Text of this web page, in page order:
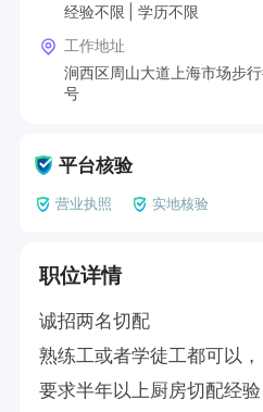
经验不限
学历不限
工作地址
涧西区周山大道上海市场步
号
平台核验
营业执照 实地核验
职位详情
诚招两名切配
熟练工或者学徒工都可以，
要求半年以上厨房切配经验